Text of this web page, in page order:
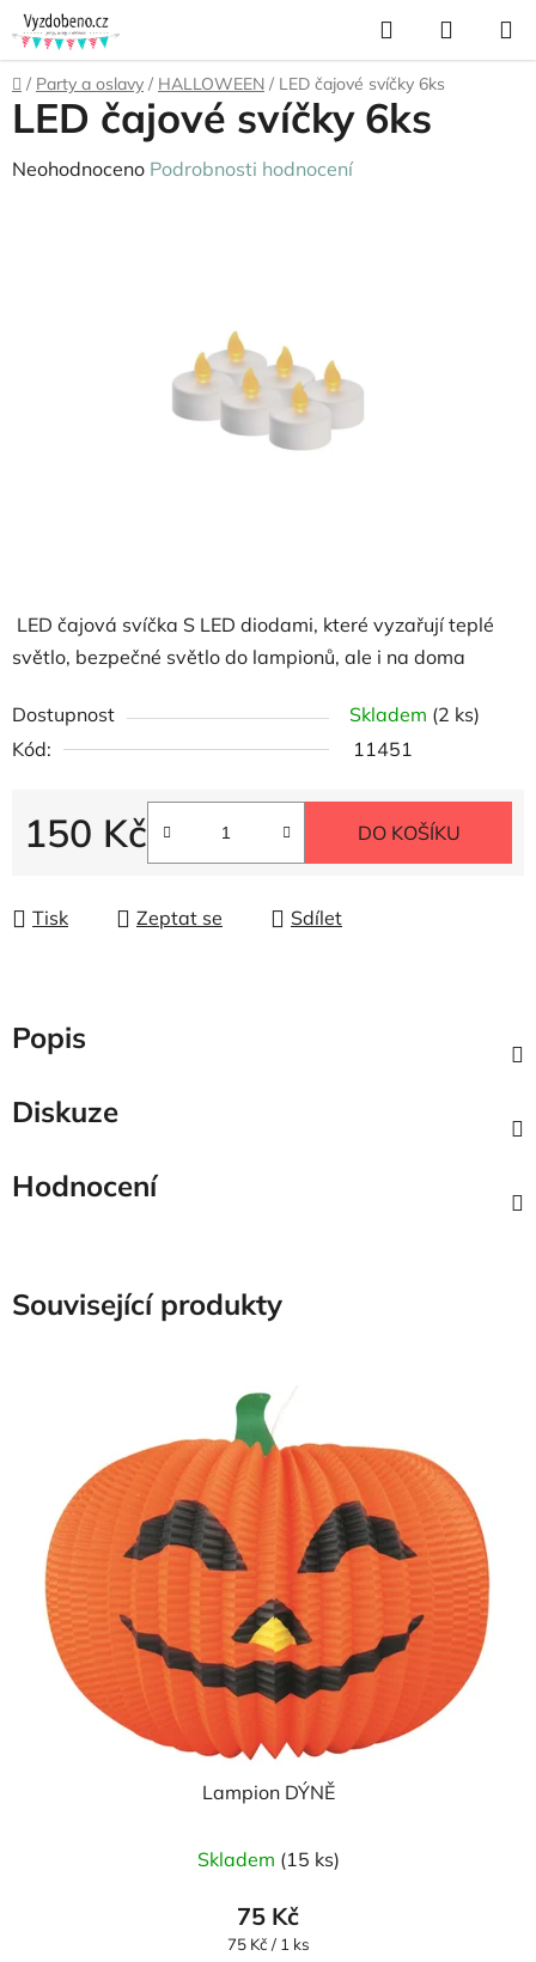
Přejít
na
obsah
Hledat
KOŠÍK
Domů
/ Party a oslavy / HALLOWEEN / LED čajové svíčky 6ks
LED čajová svíčka S LED diodami, které vyzařují teplé
světlo, bezpečné světlo do lampionů, ale i na doma
Dostupnost Skladem (2 ks)
Kód:
11451
150 Kč DO KOŠÍKU
Tisk Zeptat se Sdílet
LED čajové svíčky 6ks
Průměrné
Neohodnoceno Podrobnosti hodnocení
Popis
Diskuze
Hodnocení
Související produkty
Lampion DÝNĚ
Skladem (15 ks)
75 Kč
Měrná
75 Kč / 1 ks